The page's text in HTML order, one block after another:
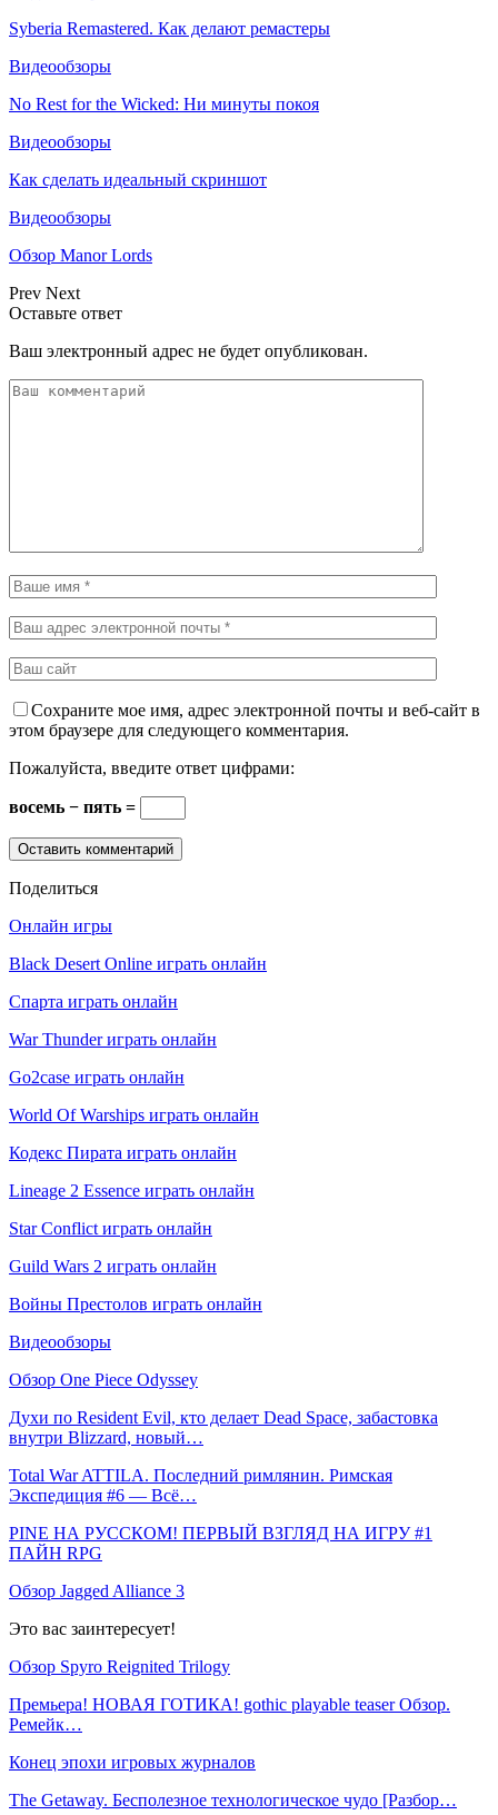
Syberia Remastered. Как делают ремастеры
Видеообзоры
No Rest for the Wicked: Ни минуты покоя
Видеообзоры
Как сделать идеальный скриншот
Видеообзоры
Обзор Manor Lords
Prev Next
Оставьте ответ
Ваш электронный адрес не будет опубликован.
Сохраните мое имя, адрес электронной почты и веб-сайт в
этом браузере для следующего комментария.
Пожалуйста, введите ответ цифрами:
восемь − пять =
Поделиться
Онлайн игры
Black Desert Online играть онлайн
Спарта играть онлайн
War Thunder играть онлайн
Go2case играть онлайн
World Of Warships играть онлайн
Кодекс Пирата играть онлайн
Lineage 2 Essence играть онлайн
Star Conflict играть онлайн
Guild Wars 2 играть онлайн
Войны Престолов играть онлайн
Видеообзоры
Обзор One Piece Odyssey
Духи по Resident Evil, кто делает Dead Space, забастовка
внутри Blizzard, новый…
Total War ATTILA. Последний римлянин. Римская
Экспедиция #6 — Всё…
PINE НА РУССКОМ! ПЕРВЫЙ ВЗГЛЯД НА ИГРУ #1
ПАЙН RPG
Обзор Jagged Alliance 3
Это вас заинтересует!
Обзор Spyro Reignited Trilogy
Премьера! НОВАЯ ГОТИКА! gothic playable teaser Обзор.
Ремейк…
Конец эпохи игровых журналов
The Getaway. Бесполезное технологическое чудо [Разбор…